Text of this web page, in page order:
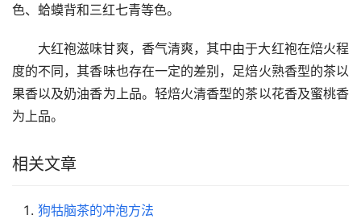
色、蛤蟆背和三红七青等色。
大红袍滋味甘爽，香气清爽，其中由于大红袍在焙火程
度的不同，其香味也存在一定的差别，足焙火熟香型的茶以
果香以及奶油香为上品。轻焙火清香型的茶以花香及蜜桃香
为上品。
相关文章
狗牯脑茶的冲泡方法